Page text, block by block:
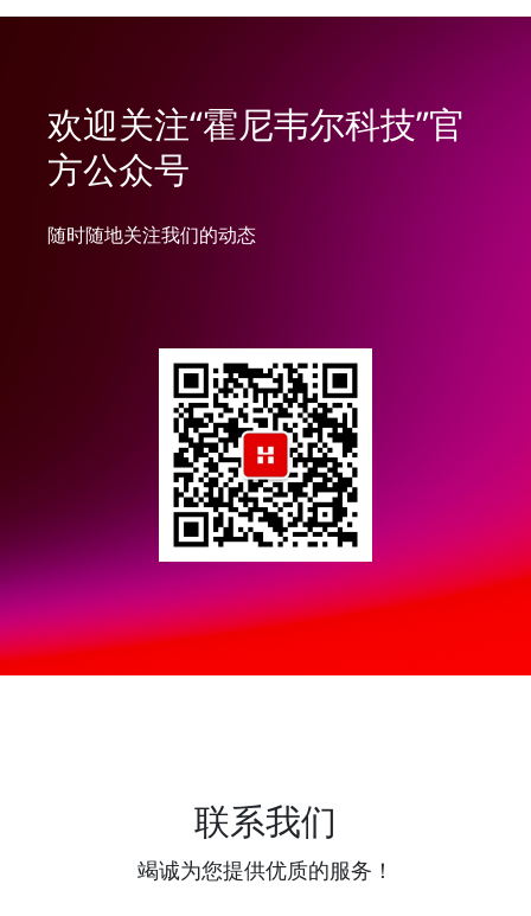
欢迎关注“霍尼韦尔科技”官
方公众号
随时随地关注我们的动态
联系我们
竭诚为您提供优质的服务！